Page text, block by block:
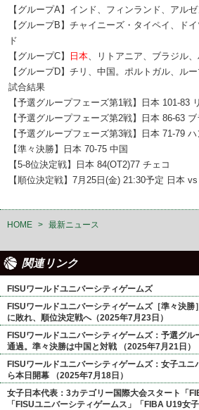
【グループA】インド、フィンランド、アル
【グループB】チャイニーズ・タイペイ、ド
ド
【グループC】
日本、リトアニア、ブラジル
【グループD】チリ、中国。ポルトガル、ル
試合結果
【予選グループフェーズ第1戦】日本 101-83
【予選グループフェーズ第2戦】日本 86-63
【予選グループフェーズ第3戦】日本 71-79
【準々決勝】日本 70-75 中国
【5-8位決定戦】日本 84(OT2)77 チェコ
【順位決定戦】7月25日(金) 21:30予定 日本
HOME > 最新ニュース
関連リンク
FISUワールドユニバーシティゲームズ
FISUワールドユニバーシティゲームズ［準々決
に敗れ、順位決定戦へ（2025年7月23日）
FISUワールドユニバーシティゲームズ：予選グ
通過。準々決勝は中国と対戦 （2025年7月21日）
FISUワールドユニバーシティゲームズ：女子ユニ
ら本日開幕 （2025年7月18日）
女子日本代表：3カテゴリー国際大会スタート「
「FISUユニバーシティゲームス」「FIBA U19女